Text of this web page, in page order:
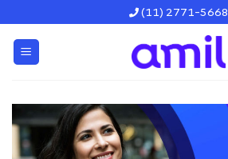
content
(11) 2771-5668